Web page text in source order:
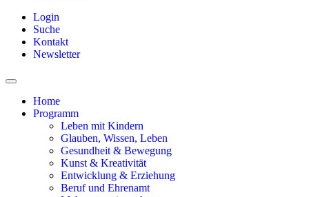
Login
Suche
Kontakt
Newsletter
Home
Programm
Leben mit Kindern
Glauben, Wissen, Leben
Gesundheit & Bewegung
Kunst & Kreativität
Entwicklung & Erziehung
Beruf und Ehrenamt